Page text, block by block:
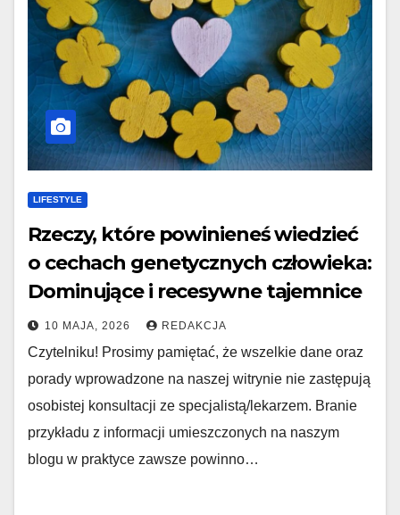
LIFESTYLE
Rzeczy, które powinieneś wiedzieć
o cechach genetycznych człowieka:
Dominujące i recesywne tajemnice
10 MAJA, 2026 REDAKCJA
Czytelniku! Prosimy pamiętać, że wszelkie dane oraz
porady wprowadzone na naszej witrynie nie zastępują
osobistej konsultacji ze specjalistą/lekarzem. Branie
przykładu z informacji umieszczonych na naszym
blogu w praktyce zawsze powinno…